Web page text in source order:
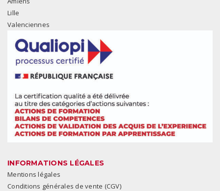
Lille
Valenciennes
INFORMATIONS LÉGALES
Mentions légales
Conditions générales de vente (CGV)